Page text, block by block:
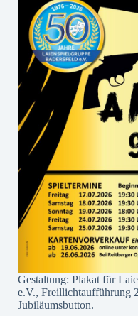
Gestaltung: Plakat für
e.V., Freillichtaufführung
Jubiläumsbutton.